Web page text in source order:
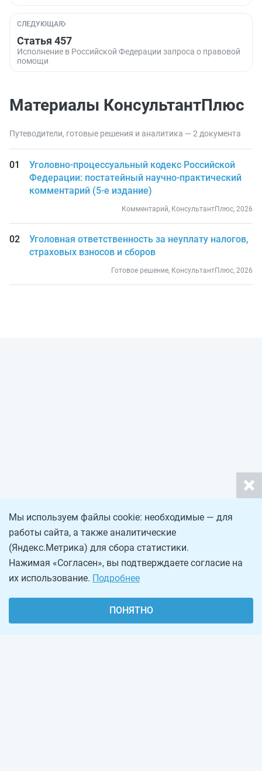
СЛЕДУЮЩАЯ
Статья 457
Исполнение в Российской Федерации запроса о правовой
помощи
Материалы КонсультантПлюс
Путеводители, готовые решения и аналитика — 2 документа
Уголовно-процессуальный кодекс Российской
Федерации: постатейный научно-практический
комментарий (5-е издание)
Комментарий, КонсультантПлюс, 2026
Уголовная ответственность за неуплату налогов,
страховых взносов и сборов
Готовое решение, КонсультантПлюс, 2026
Мы используем файлы cookie: необходимые — для
работы сайта, а также аналитические
(Яндекс.Метрика) для сбора статистики.
Нажимая «Согласен», вы подтверждаете согласие на
их использование. Подробнее
ПОНЯТНО